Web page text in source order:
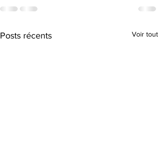
Posts récents Voir tout